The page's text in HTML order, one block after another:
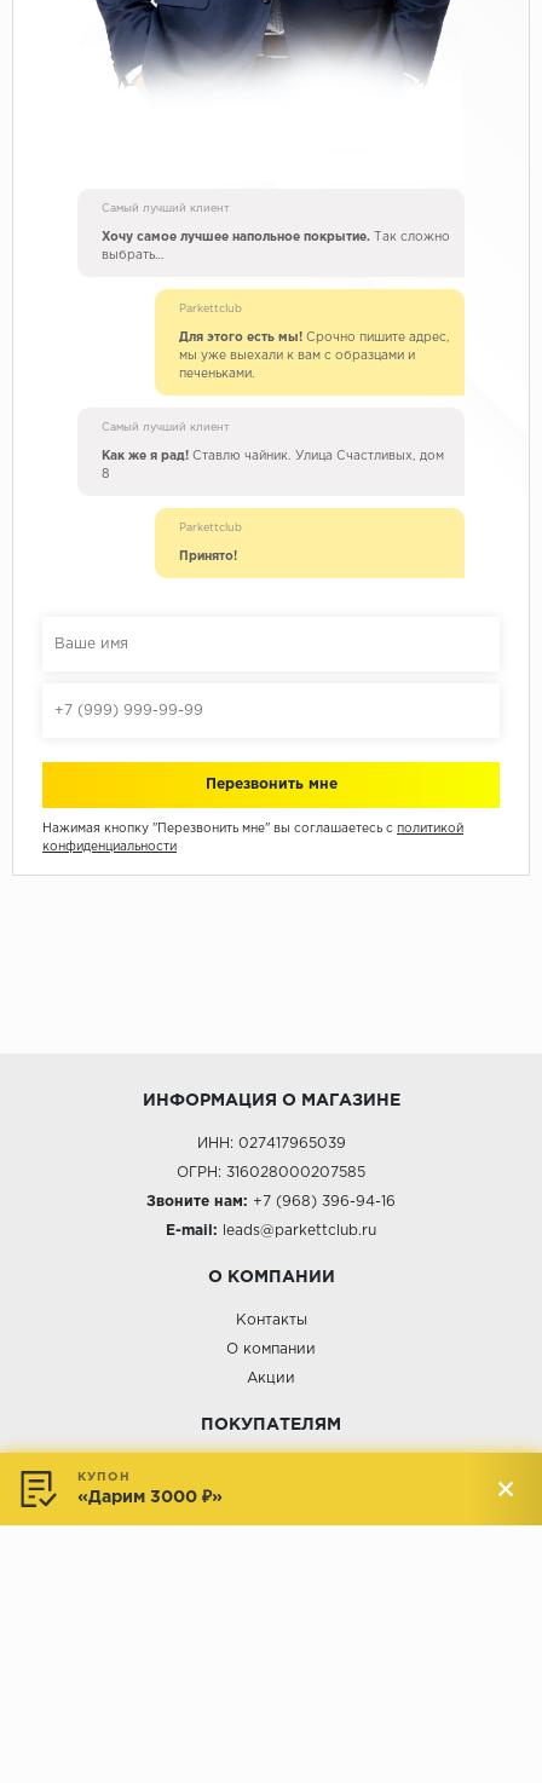
Самый лучший клиент
Хочу самое лучшее напольное покрытие. Так сложно
выбрать…
Parkettclub
Для этого есть мы! Срочно пишите адрес,
мы уже выехали к вам с образцами и
печеньками.
Самый лучший клиент
Как же я рад! Ставлю чайник. Улица Счастливых, дом
8
Parkettclub
Принято!
Нажимая кнопку "Перезвонить мне" вы соглашаетесь с политикой
конфиденциальности
ИНФОРМАЦИЯ О МАГАЗИНЕ
ИНН: 027417965039
ОГРН: 316028000207585
Звоните нам: +7 (968) 396-94-16
E-mail: leads@parkettclub.ru
О КОМПАНИИ
Контакты
О компании
Акции
ПОКУПАТЕЛЯМ
Доставка и оплата
Обмен и возврат
КУПОН
«Дарим 3000 ₽»